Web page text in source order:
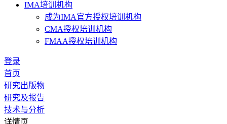
IMA培训机构
成为IMA官方授权培训机构
CMA授权培训机构
FMAA授权培训机构
登录
首页
研究出版物
研究及报告
技术与分析
详情页